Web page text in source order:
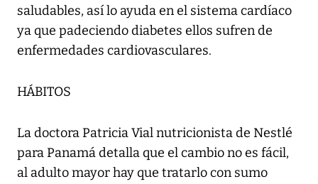
saludables, así lo ayuda en el sistema cardíaco
ya que padeciendo diabetes ellos sufren de
enfermedades cardiovasculares.
HÁBITOS
La doctora Patricia Vial nutricionista de Nestlé
para Panamá detalla que el cambio no es fácil,
al adulto mayor hay que tratarlo con sumo